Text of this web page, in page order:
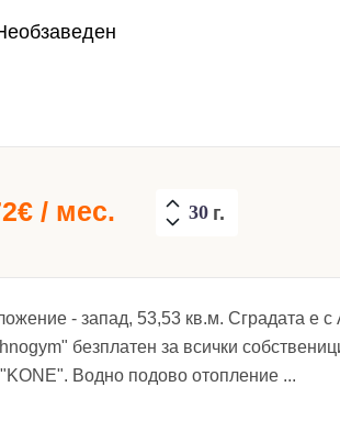
€ / мес. г.
- запад, 53,53 кв.м. Сградата е
безплатен за всички
Водно подово отопление ...